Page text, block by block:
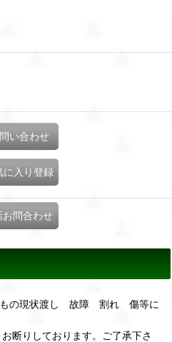
い合わせ
に入り登録
お問合わせ
もの現状渡し 故障 割れ 傷等に
断りしております。ご了承下さ